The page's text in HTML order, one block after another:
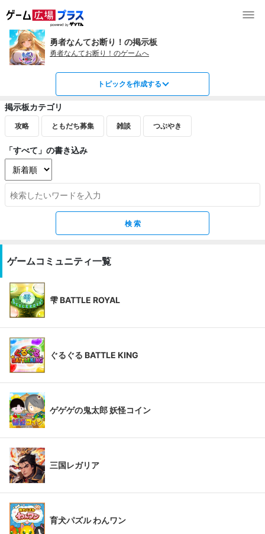
勇者なんてお断り！の掲示板
勇者なんてお断り！のゲームへ
トピックを作成する
掲示板カテゴリ
攻略 ともだち募集 雑談 つぶやき
「すべて」の書き込み
ゲームコミュニティ一覧
雫 BATTLE ROYAL
ぐるぐる BATTLE KING
ゲゲゲの鬼太郎 妖怪コイン
三国レガリア
育犬パズル わんワン